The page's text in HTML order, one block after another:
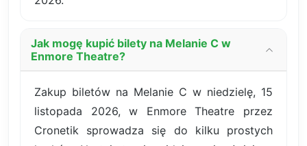
Jak mogę kupić bilety na Melanie C w
Enmore Theatre?
Zakup biletów na Melanie C w niedzielę, 15
listopada 2026, w Enmore Theatre przez
Cronetik sprowadza się do kilku prostych